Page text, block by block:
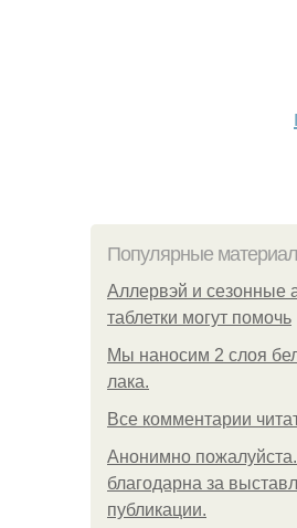
Популярные
Аллервэй и сезонные
таблетки могут помочь
Мы наносим 2 слоя
лака.
Все комментарии
Анонимно
благодарна за
публикации.